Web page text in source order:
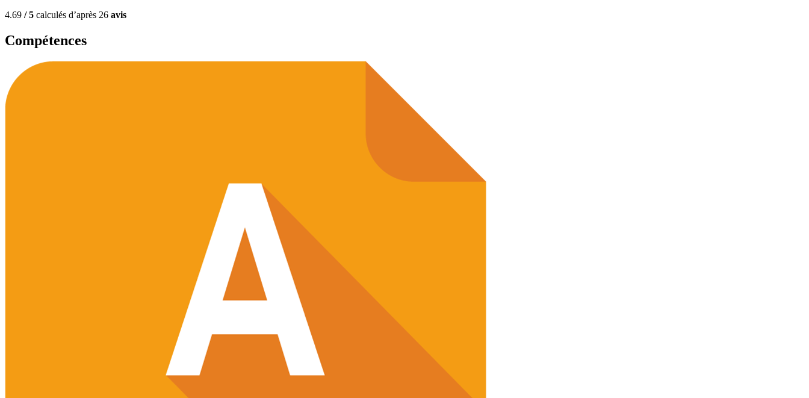
4.69 / 5 calculés d’après 26 avis
Compétences